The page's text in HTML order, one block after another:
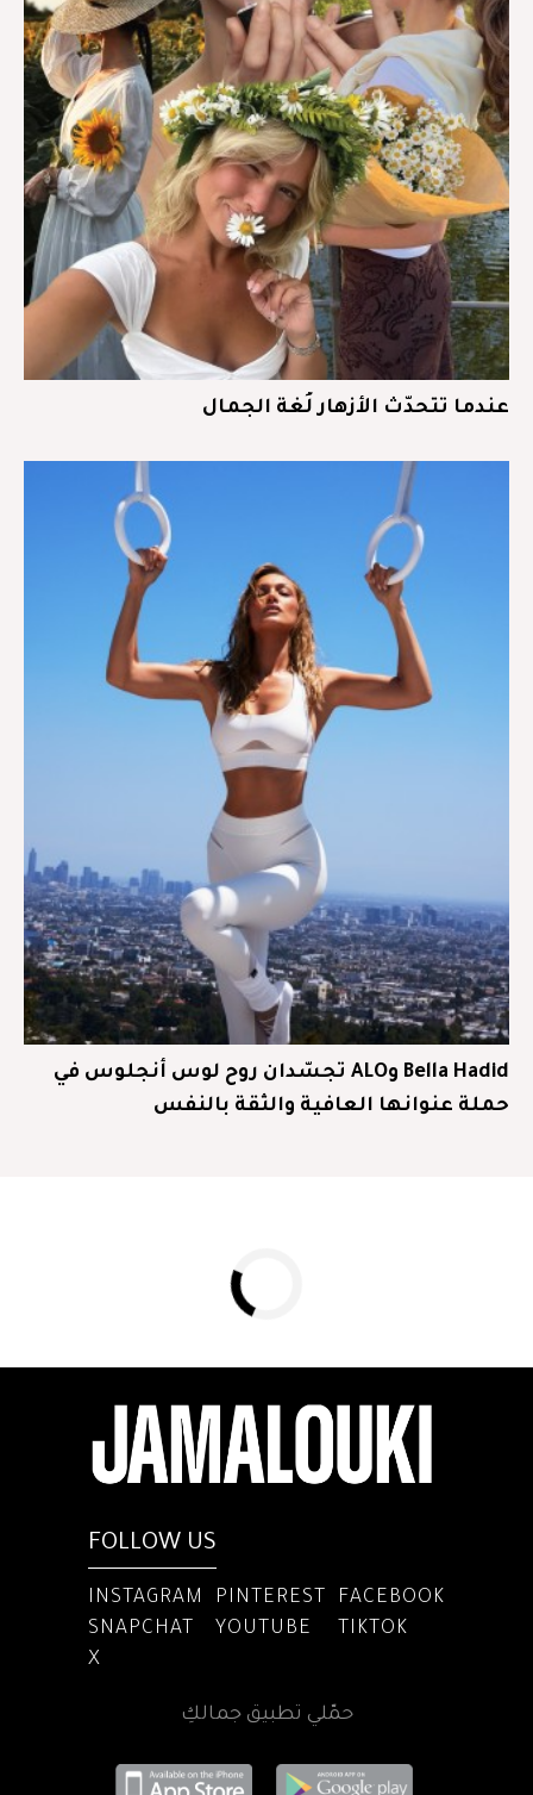
عندما تتحدّث الأزهار لُغة الجمال
Bella Hadid وALO تجسّدان روح لوس أنجلوس في
حملة عنوانها العافية والثقة بالنفس
FOLLOW US
INSTAGRAM PINTEREST
FACEBOOK
SNAPCHAT
YOUTUBE
TIKTOK
X
حمّلي تطبيق جمالكِ